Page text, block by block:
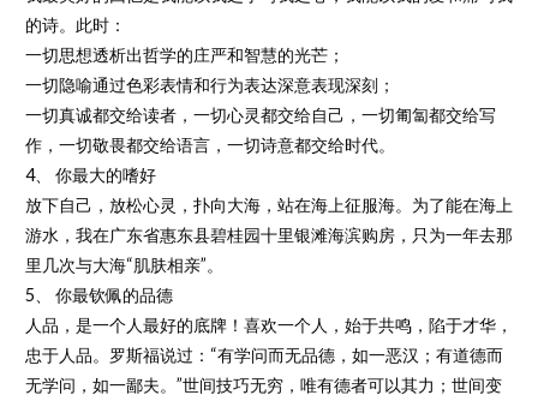
的诗。此时：
一切思想透析出哲学的庄严和智慧的光芒；
一切隐喻通过色彩表情和行为表达深意表现深刻；
一切真诚都交给读者，一切心灵都交给自己，一切匍匐都交给写
作，一切敬畏都交给语言，一切诗意都交给时代。
4、 你最大的嗜好
放下自己，放松心灵，扑向大海，站在海上征服海。为了能在海上
游水，我在广东省惠东县碧桂园十里银滩海滨购房，只为一年去那
里几次与大海“肌肤相亲”。
5、 你最钦佩的品德
人品，是一个人最好的底牌！喜欢一个人，始于共鸣，陷于才华，
忠于人品。罗斯福说过：“有学问而无品德，如一恶汉；有道德而
无学问，如一鄙夫。”世间技巧无穷，唯有德者可以其力；世间变